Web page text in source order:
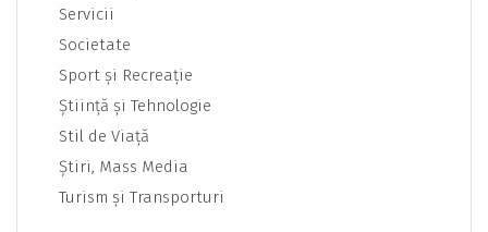
Servicii
Societate
Sport şi Recreaţie
Ştiinţă şi Tehnologie
Stil de Viaţă
Ştiri, Mass Media
Turism şi Transporturi